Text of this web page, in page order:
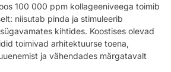
100 000 ppm kollageeniveega toimib
niisutab pinda ja stimuleerib
kihtides. Koostises olevad
toimivad arhitektuurse toena,
ja vähendades märgatavalt